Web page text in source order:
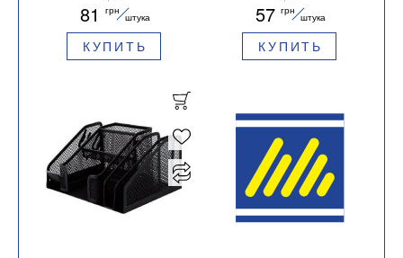
Buromax BM.6202
81 грн
штука
КУПИТЬ
Buromax BM.6226
57 грн
штука
КУПИТЬ